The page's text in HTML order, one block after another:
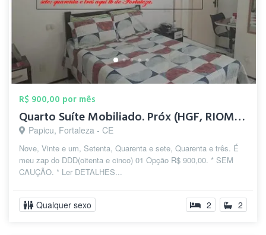
R$ 900,00 por mês
Quarto Suíte Mobiliado. Próx (HGF, RIOMA...
Papicu, Fortaleza - CE
Nove, Vinte e um, Setenta, Quarenta e sete, Quarenta e três. É
meu zap do DDD(oitenta e cinco) 01 Opção R$ 900,00. * SEM
CAUÇÃO. * Ler DETALHES...
Qualquer sexo 2 2